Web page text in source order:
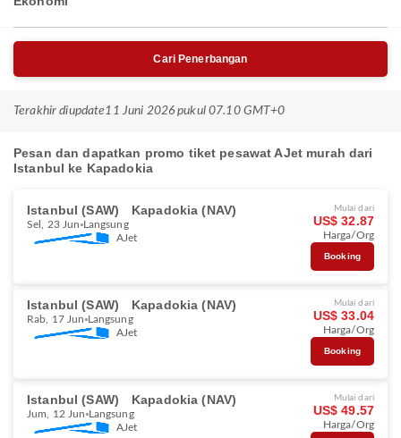
Cari Penerbangan
Terakhir diupdate11 Juni 2026 pukul 07.10 GMT+0
Pesan dan dapatkan promo tiket pesawat AJet murah dari
Istanbul ke Kapadokia
Istanbul (SAW) Kapadokia (NAV)
Sel, 23 Jun Langsung
AJet
Mulai dari
US$ 32.87
Harga/Org
Booking
Istanbul (SAW) Kapadokia (NAV)
Rab, 17 Jun Langsung
AJet
Mulai dari
US$ 33.04
Harga/Org
Booking
Istanbul (SAW) Kapadokia (NAV)
Jum, 12 Jun Langsung
AJet
Mulai dari
US$ 49.57
Harga/Org